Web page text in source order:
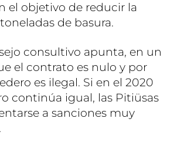
el objetivo de reducir la
de basura.
consultivo apunta, en un
el contrato es nulo y por
es ilegal. Si en el 2020
continúa igual, las Pitiüsas
a sanciones muy